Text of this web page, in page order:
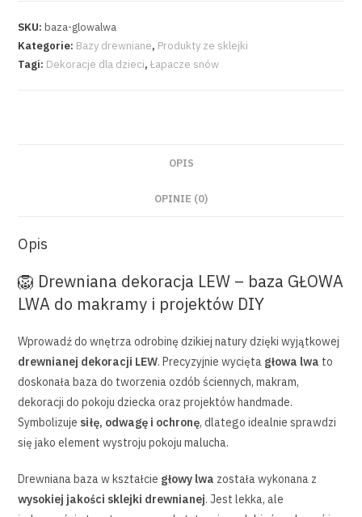
SKU:baza-glowalwa
Kategorie: Bazy drewniane, Produkty ze sklejki
Tagi: Dekoracje dla dzieci,Łapacze snów
OPIS
OPINIE (0)
Opis
🦁 Drewniana dekoracja LEW – baza GŁOWA
LWA do makramy i projektów DIY
Wprowadź do wnętrza odrobinę dzikiej natury dzięki wyjątkowej
drewnianej dekoracji LEW. Precyzyjnie wycięta głowa lwa to
doskonała baza do tworzenia ozdób ściennych, makram,
dekoracji do pokoju dziecka oraz projektów handmade.
Symbolizuje siłę, odwagę i ochronę, dlatego idealnie sprawdzi
się jako element wystroju pokoju malucha.
Drewniana baza w kształcie głowy lwa została wykonana z
wysokiej jakości sklejki drewnianej. Jest lekka, ale